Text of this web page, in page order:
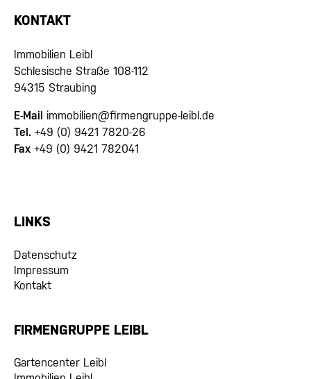
KONTAKT
Immobilien Leibl
Schlesische Straße 108-112
94315 Straubing
E-Mail immobilien@firmengruppe-leibl.de
Tel. +49 (0) 9421 7820-26
Fax +49 (0) 9421 782041
LINKS
Datenschutz
Impressum
Kontakt
FIRMENGRUPPE LEIBL
Gartencenter Leibl